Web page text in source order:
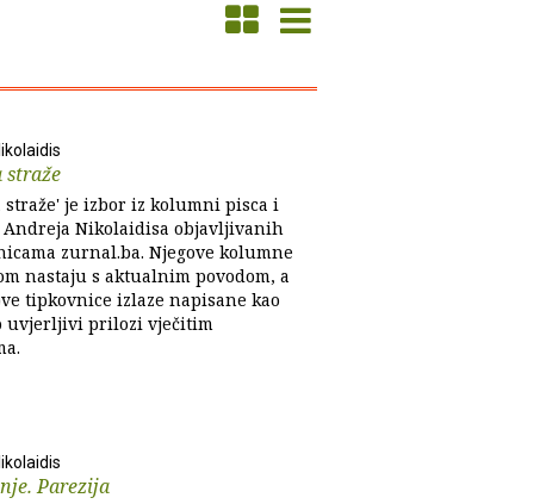
straže
straže' je izbor iz kolumni pisca i
Andreja Nikolaidisa objavljivanih
zurnal.ba. Njegove kolumne
nastaju s aktualnim povodom, a
tipkovnice izlaze napisane kao
uvjerljivi prilozi vječitim
Parezija